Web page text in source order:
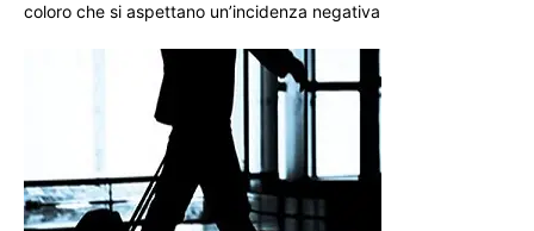
coloro che si aspettano un’incidenza negativa